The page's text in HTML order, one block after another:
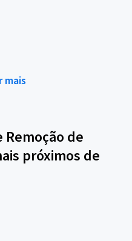
mais
Remoção de
próximos de